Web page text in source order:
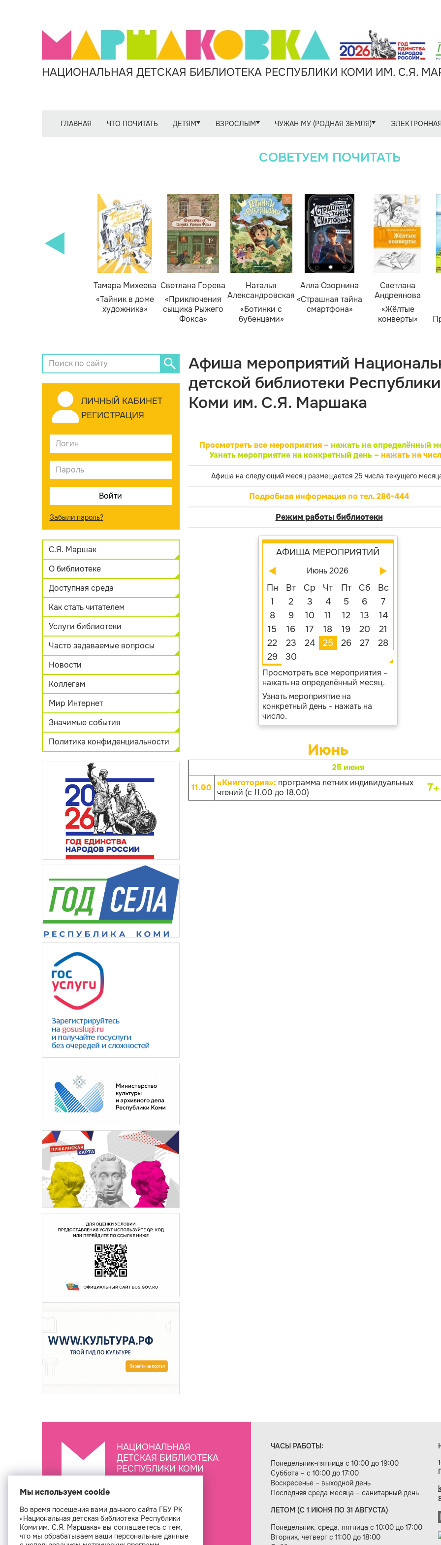
НАЦИОНАЛЬНАЯ ДЕТСКАЯ БИБЛИОТЕКА РЕСПУБЛИКИ КОМИ ИМ. С.Я.
ГЛАВНАЯ ЧТО ПОЧИТАТЬ ДЕТЯМ ВЗРОСЛЫМ ЧУЖАН МУ (РОДНАЯ ЗЕМЛЯ)
СОВЕТУЕМ ПОЧИТАТЬ
Тамара Михеева
«Тайник в доме
художника»
Светлана Горева
«Приключения
сыщика Рыжего
Фокса»
Наталья
Александровская
«Ботинки с
бубенцами»
Алла Озорнина
«Страшная тайна
смартфона»
Светлана
Андреянова
«Жёлтые
конверты»
ЛИЧНЫЙ КАБИНЕТ
РЕГИСТРАЦИЯ
Забыли пароль?
С.Я. Маршак
О библиотеке
Доступная среда
Как стать читателем
Услуги библиотеки
Часто задаваемые вопросы
Новости
Коллегам
Мир Интернет
Значимые события
Политика конфиденциальности
Афиша мероприятий
детской библиотеки Республики
Коми им. С.Я. Маршака
Просмотреть все мероприятия – нажать на определённый
Узнать мероприятие на конкретный день –нажать на
Афиша на следующий месяц размещается 25 числа текущего
Подробная информация по тел. 286-444
Режим работы библиотеки
АФИША МЕРОПРИЯТИЙ
Июнь 2026
Пн Вт Ср Чт Пт Сб
Вс
1
2 3 4 5 6
7
8
9 10 11 12 13
14
15
16 17 18 19 20
21
22
23 24 25 26 27
28
29
30
Просмотреть все мероприятия –
нажать на определённый месяц.
Узнать мероприятие на
конкретный день – нажать на
число.
Июнь
25 июня
11.00 «Книготория»: программа летних индивидуальных
чтений (с 11.00 до 18.00)
7+
НАЦИОНАЛЬНАЯ
ДЕТСКАЯ БИБЛИОТЕКА
РЕСПУБЛИКИ КОМИ
ЧАСЫ РАБОТЫ:
Понедельник-пятница с 10:00 до 19:00
Суббота – с 10:00 до 17:00
Воскресенье – выходной день
Последняя среда месяца – санитарный день
ЛЕТОМ (С 1 ИЮНЯ ПО 31 АВГУСТА)
Понедельник, среда, пятница с 10:00 до 17:00
Вторник, четверг с 11:00 до 18:00
Создание сайта — веб-студия «Цифровой век»
Мы используем cookie
Во время посещения вами данного сайта ГБУ РК
«Национальная детская библиотека Республики
Коми им. С.Я. Маршака» вы соглашаетесь с тем,
что мы обрабатываем ваши персональные данные